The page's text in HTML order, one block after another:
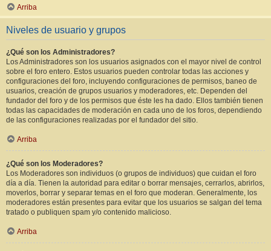
Arriba
Niveles de usuario y grupos
¿Qué son los Administradores?
Los Administradores son los usuarios asignados con el mayor nivel de control
sobre el foro entero. Estos usuarios pueden controlar todas las acciones y
configuraciones del foro, incluyendo configuraciones de permisos, baneo de
usuarios, creación de grupos usuarios y moderadores, etc. Dependen del
fundador del foro y de los permisos que éste les ha dado. Ellos también tienen
todas las capacidades de moderación en cada uno de los foros, dependiendo
de las configuraciones realizadas por el fundador del sitio.
Arriba
¿Qué son los Moderadores?
Los Moderadores son individuos (o grupos de individuos) que cuidan el foro
día a día. Tienen la autoridad para editar o borrar mensajes, cerrarlos, abrirlos,
moverlos, borrar y separar temas en el foro que moderan. Generalmente, los
moderadores están presentes para evitar que los usuarios se salgan del tema
tratado o publiquen spam y/o contenido malicioso.
Arriba